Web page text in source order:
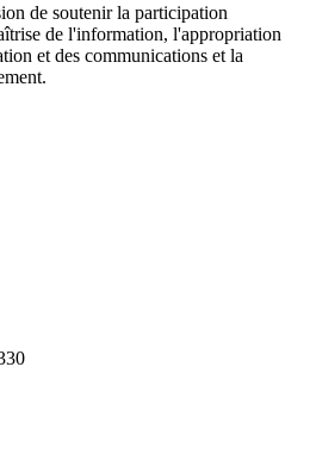
de soutenir la participation
de l'information, l'appropriation
et des communications et la